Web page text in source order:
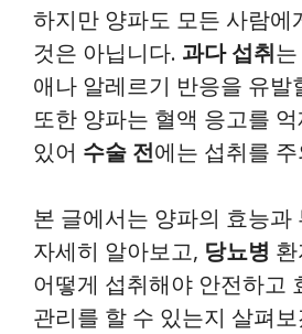
하지만 양파도 모든 사람에
것은 아닙니다. 과다 섭취
애나 알레르기 반응을 유발
또한 양파는 혈액 응고를
있어 수술 전에는 섭취를
본 글에서는 양파의 효능과
자세히 알아보고, 당뇨병
어떻게 섭취해야 안전하고
관리를 할 수 있는지 살펴